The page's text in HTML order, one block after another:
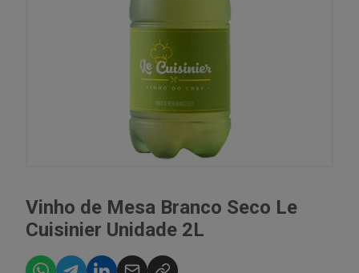
Vinho de Mesa Branco Seco Le
Cuisinier Unidade 2L